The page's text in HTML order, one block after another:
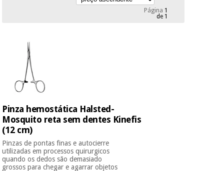
Ofertas
Outlet
Fisaude
Tech
Academy
Mobiliário
clínico
Gabinetes
terapêuticos
Material de
proteção
essencial
para
coronavirus
Novidades
Ofertas
Outlet
Medicina
tradicional
chinesa
Mobiliário
clínico
Gabinetes
Página 1
de 1
Pinza hemostática Halsted-
Mosquito reta sem dentes Kinefis
(12 cm)
Pinzas de pontas finas e autocierre
utilizadas em processos quirurgicos
quando os dedos são demasiado
grossos para chegar e agarrar objetos